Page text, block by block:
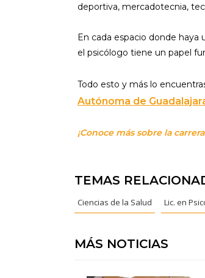
deportiva, mercadotecnia,
En cada espacio donde
el psicólogo tiene un papel
Todo esto y más lo
Autónoma de
¡Conoce más sobre la
TEMAS
Ciencias de la Salud Lic. en
MÁS NOTICIAS